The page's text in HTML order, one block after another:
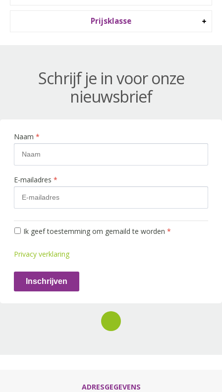
Prijsklasse
Schrijf je in voor onze
nieuwsbrief
Naam *
E-mailadres *
Ik geef toestemming om gemaild te worden *
Privacy verklaring
Inschrijven
ADRESGEGEVENS